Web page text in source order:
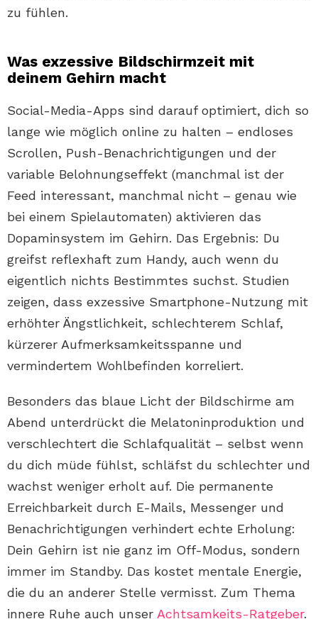
zu fühlen.
Was exzessive Bildschirmzeit mit
deinem Gehirn macht
Social-Media-Apps sind darauf optimiert, dich so
lange wie möglich online zu halten – endloses
Scrollen, Push-Benachrichtigungen und der
variable Belohnungseffekt (manchmal ist der
Feed interessant, manchmal nicht – genau wie
bei einem Spielautomaten) aktivieren das
Dopaminsystem im Gehirn. Das Ergebnis: Du
greifst reflexhaft zum Handy, auch wenn du
eigentlich nichts Bestimmtes suchst. Studien
zeigen, dass exzessive Smartphone-Nutzung mit
erhöhter Ängstlichkeit, schlechterem Schlaf,
kürzerer Aufmerksamkeitsspanne und
vermindertem Wohlbefinden korreliert.
Besonders das blaue Licht der Bildschirme am
Abend unterdrückt die Melatoninproduktion und
verschlechtert die Schlafqualität – selbst wenn
du dich müde fühlst, schläfst du schlechter und
wachst weniger erholt auf. Die permanente
Erreichbarkeit durch E-Mails, Messenger und
Benachrichtigungen verhindert echte Erholung:
Dein Gehirn ist nie ganz im Off-Modus, sondern
immer im Standby. Das kostet mentale Energie,
die du an anderer Stelle vermisst. Zum Thema
innere Ruhe auch unser Achtsamkeits-Ratgeber.